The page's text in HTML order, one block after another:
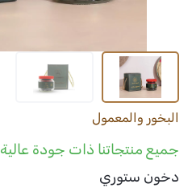
البخور والمعمول
جميع منتجاتنا ذات جودة عالية 100%
دخون ستوري